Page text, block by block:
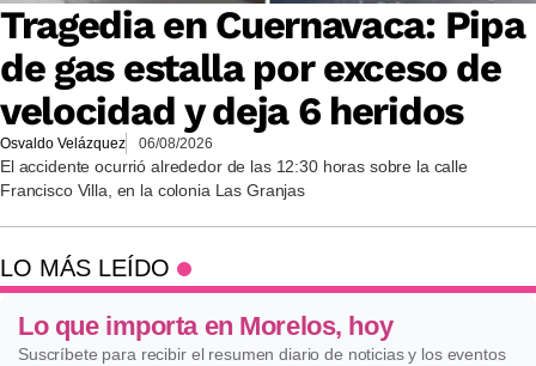
Tragedia en Cuernavaca: Pipa
de gas estalla por exceso de
velocidad y deja 6 heridos
Osvaldo Velázquez 06/08/2026
El accidente ocurrió alrededor de las 12:30 horas sobre la calle
Francisco Villa, en la colonia Las Granjas
LO MÁS LEÍDO
Lo que importa en Morelos, hoy
Suscríbete para recibir el resumen diario de noticias y los eventos